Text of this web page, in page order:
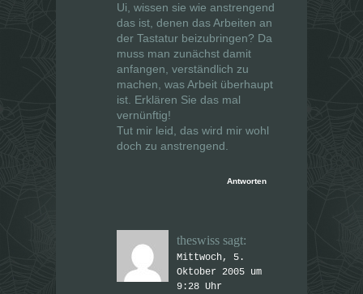
Ui, wissen sie wie anstrengend
das ist, denen das Arbeiten an
der Tastatur beizubringen? Da
muss man zunächst damit
anfangen, verständlich zu
machen, was Arbeit überhaupt
ist. Erklären Sie das mal
vernünftig!
Tut mir leid, das wird mir wohl
doch zu anstrengend.
Antworten
theswiss sagt:
Mittwoch, 5.
Oktober 2005 um
9:28 Uhr